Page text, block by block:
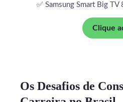
✅ Samsung Smart Big
Clique
Os Desafios de